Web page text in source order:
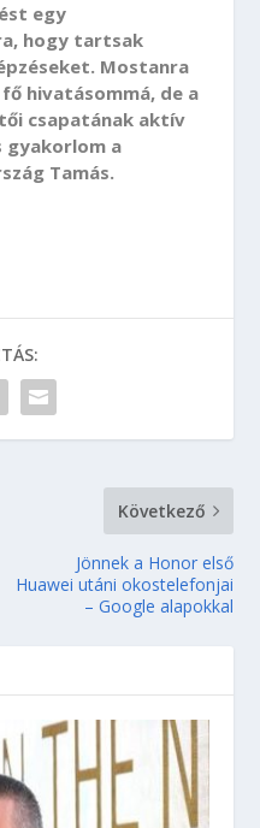
egy
hogy tartsak
Mostanra
hivatásommá, de a
csapatának aktív
a
Tamás.
Következő
Jönnek a Honor első
Huawei utáni okostelefonjai
– Google alapokkal